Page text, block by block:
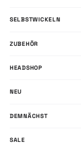
SELBSTWICKELN
ZUBEHÖR
HEADSHOP
NEU
DEMNÄCHST
SALE